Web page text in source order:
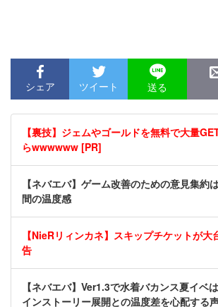
シェア ツイート 送る
【裏技】ジェムやゴールドを無料で大量
らwwwwww [PR]
【ネバエバ】ゲーム改善のための意見集約
間の温度感
【NieRリィンカネ】スキップチケットが大
告
【ネバエバ】Ver1.3で水着バカンス夏イベ
インストーリー展開との温度差を心配する